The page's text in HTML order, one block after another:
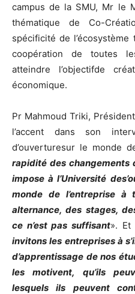
campus de la SMU, Mr le
thématique de Co-
spécificité de
coopération de toutes
atteindre l’objectifde
économique.
Pr Mahmoud Triki,
l’accent dans son
d’ouverturesur le monde
rapidité des changements
impose à l’Université
monde de l’entreprise à
alternance, des stages,
ce n’est pas suffisant». Et
invitons les entreprises à
d’apprentissage de nos
les motivent, qu’ils
lesquels ils peuvent